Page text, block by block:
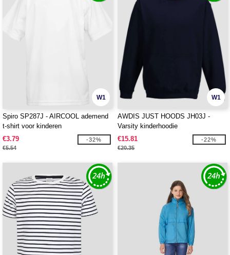
W1
Spiro SP287J - AIRCOOL ademend
t-shirt voor kinderen
€3.79
€5.54
-32%
W1
AWDIS JUST HOODS JH03J -
Varsity kinderhoodie
€15.81
€20.35
-22%